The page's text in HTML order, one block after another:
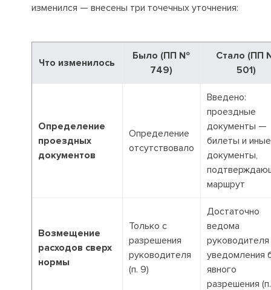
изменился — внесены три точечных уточнения:
Что изменилось
Было (ПП №
749)
Стало (ПП
501)
Определение
проездных
документов
Определение
отсутствовало
Введено:
проездные
документы —
билеты и иные
документы,
маршрут
Возмещение
расходов сверх
нормы
Только с
разрешения
руководителя
(п. 9)
Достаточно
ведома
уведомления
явного
разрешения